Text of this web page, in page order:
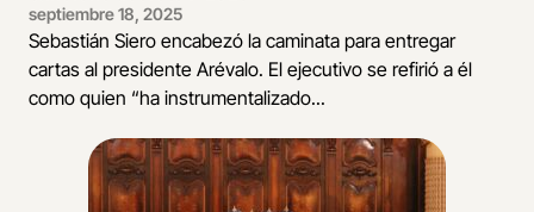
septiembre 18, 2025
Sebastián Siero encabezó la caminata para entregar
cartas al presidente Arévalo. El ejecutivo se refirió a él
como quien “ha instrumentalizado...